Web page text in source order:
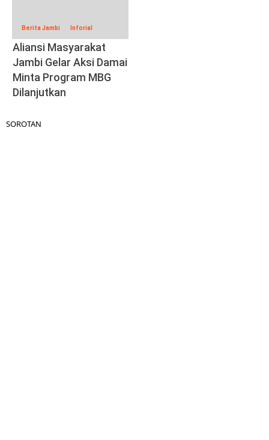
Berita Jambi Inforial
Aliansi Masyarakat
Jambi Gelar Aksi Damai
Minta Program MBG
Dilanjutkan
SOROTAN